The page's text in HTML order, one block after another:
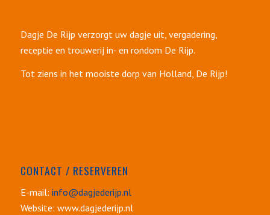
Dagje De Rijp verzorgt uw dagje uit, vergadering,
receptie en trouwerij in- en rondom De Rijp.
Tot ziens in het mooiste dorp van Holland, De Rijp!
CONTACT / RESERVEREN
E-mail: info@dagjederijp.nl
Website: www.dagjederijp.nl